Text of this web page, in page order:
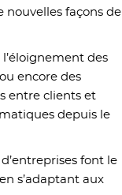
nouvelles façons de
l’éloignement des
encore des
entre clients et
depuis le
font le
s’adaptant aux